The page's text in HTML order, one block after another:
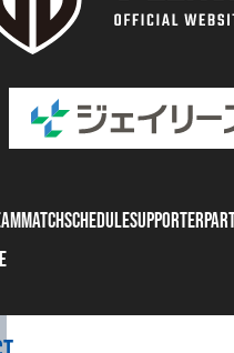
MATCHSCHEDULESUPPORTER